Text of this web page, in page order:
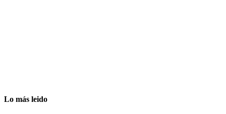
Lo más leido